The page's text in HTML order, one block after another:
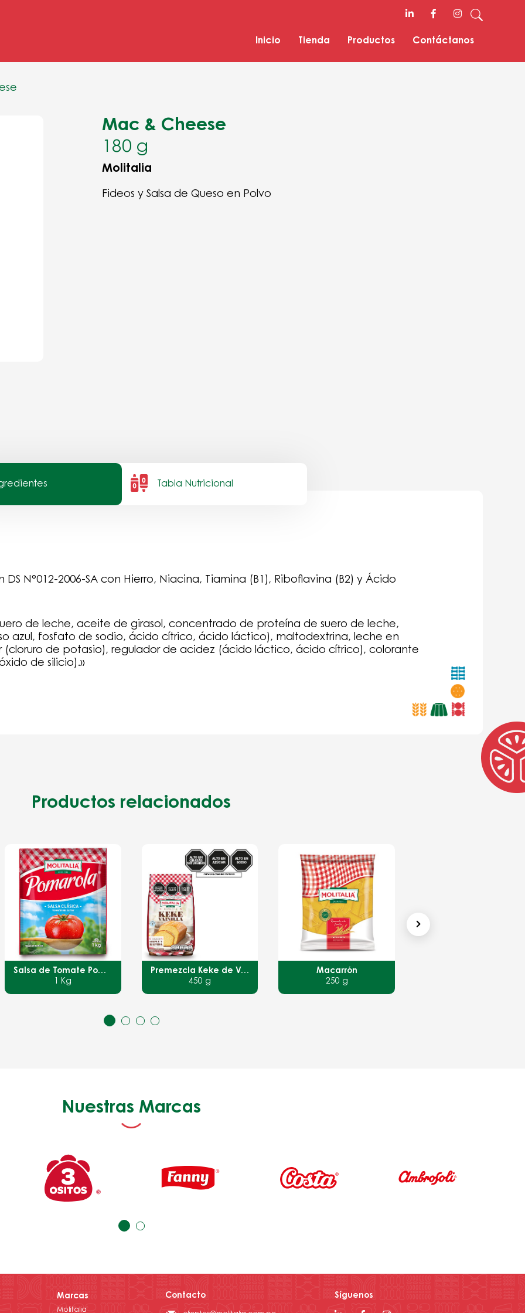
Inicio Tienda Productos Contáctanos
Mac & Cheese
180 g
Molitalia
Fideos y Salsa de Queso en Polvo
Tabla Nutricional
N°012-2006-SA con Hierro, Niacina, Tiamina (B1), Riboflavina (B2) y Ácido
de leche, aceite de girasol, concentrado de proteína de suero de leche,
azul, fosfato de sodio, ácido cítrico, ácido láctico), maltodextrina, leche en
(cloruro de potasio), regulador de acidez (ácido láctico, ácido cítrico), colorante
de silicio).»
Productos relacionados
Salsa de Tomate Pomarola
1 Kg
Premezcla Keke de Vainilla
450 g
Macarrón
250 g
Nuestras Marcas
Marcas
Molitalia
Contacto Síguenos